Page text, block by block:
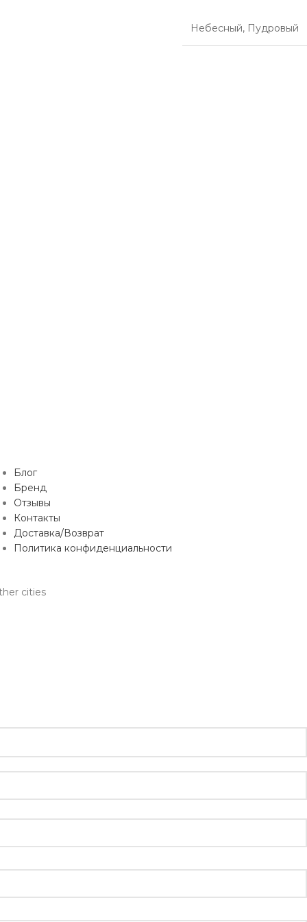
Небесный, Пудровый
Блог
Бренд
Отзывы
Контакты
Доставка/Возврат
Политика конфиденциальности
cities